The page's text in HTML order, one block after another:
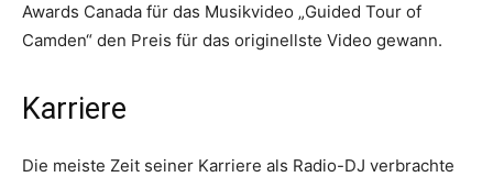
Awards Canada für das Musikvideo „Guided Tour of
Camden“ den Preis für das originellste Video gewann.
Karriere
Die meiste Zeit seiner Karriere als Radio-DJ verbrachte